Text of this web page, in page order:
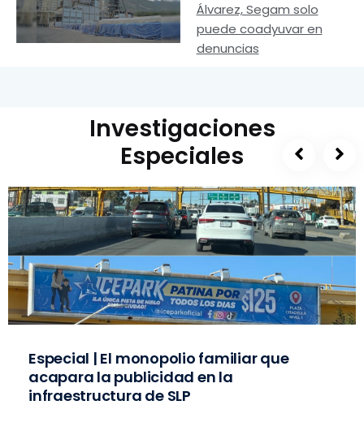
Álvarez, Segam solo
puede coadyuvar en
denuncias
Investigaciones
Especiales
Especial | El monopolio familiar que
acapara la publicidad en la
infraestructura de SLP